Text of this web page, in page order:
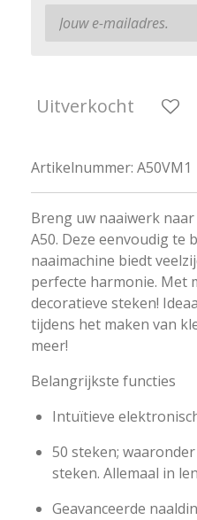
Uitverkocht
Artikelnummer: A50VM1
Breng uw naaiwerk
A50. Deze eenvoudig te
naaimachine biedt
perfecte harmonie. Met
decoratieve steken!
tijdens het maken van
meer!
Belangrijkste functies
Intuïtieve
50 steken;
steken. Allemaal in
Geavanceerde